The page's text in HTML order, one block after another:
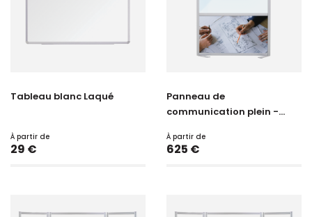
Tableau blanc Laqué
À partir de
Prix
29 €
Panneau de
communication plein -...
À partir de
Prix
625 €